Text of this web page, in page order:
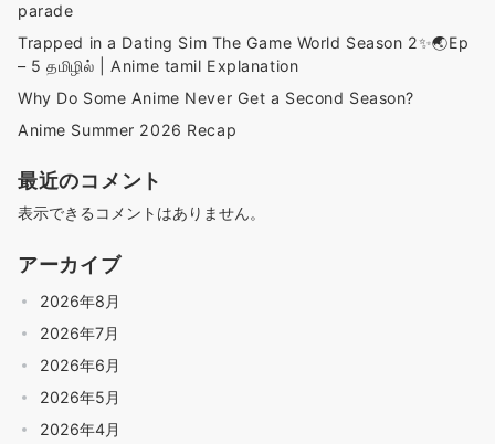
parade
Trapped in a Dating Sim The Game World Season 2✨🌏Ep
– 5 தமிழில் | Anime tamil Explanation
Why Do Some Anime Never Get a Second Season?
Anime Summer 2026 Recap
最近のコメント
表示できるコメントはありません。
アーカイブ
2026年8月
2026年7月
2026年6月
2026年5月
2026年4月